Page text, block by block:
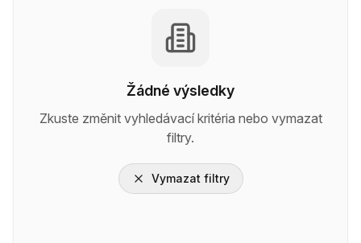
Žádné výsledky
Zkuste změnit vyhledávací kritéria nebo vymazat
filtry.
Vymazat filtry